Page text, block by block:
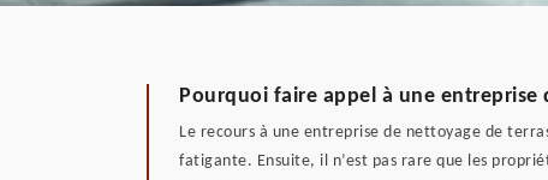
Pourquoi faire appel à une entreprise
Le recours à une entreprise de nettoyage de
fatigante. Ensuite, il n’est pas rare que les